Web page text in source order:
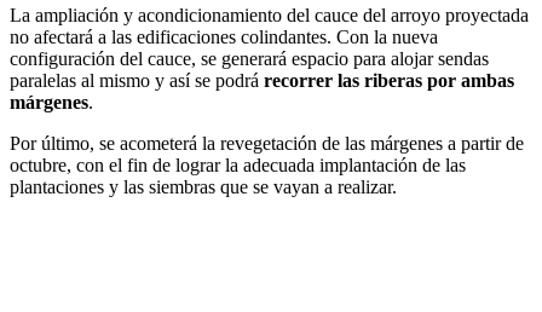
La ampliación y acondicionamiento del cauce del arroyo proyectada
no afectará a las edificaciones colindantes. Con la nueva
configuración del cauce, se generará espacio para alojar sendas
paralelas al mismo y así se podrá recorrer las riberas por ambas
márgenes.
Por último, se acometerá la revegetación de las márgenes a partir de
octubre, con el fin de lograr la adecuada implantación de las
plantaciones y las siembras que se vayan a realizar.